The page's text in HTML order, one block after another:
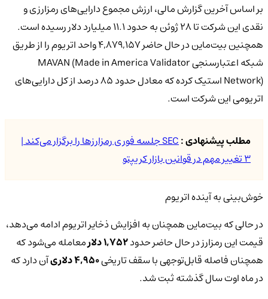
بر اساس آخرین گزارش مالی، ارزش مجموع دارایی‌های رمزارزی و
نقدی این شرکت تا ۲۸ ژوئن به حدود ۱۱.۱ میلیارد دلار رسیده است.
همچنین بیت‌ماین در حال حاضر ۴,۸۷۹,۱۵۷ واحد اتریوم را از طریق
شبکه اعتبارسنجی MAVAN (Made in America Validator
Network) استیک کرده که معادل حدود ۸۵ درصد از کل دارایی‌های
اتریومی این شرکت است.
مطلب پیشنهادی :
SEC جلسه فوری رمزارزها را برگزار می‌کند |
۳ تغییر مهم در قوانین بازار کریپتو
خوش‌بینی به آینده اتریوم
در حالی که بیت‌ماین همچنان به افزایش ذخایر اتریوم ادامه می‌دهد،
قیمت این رمزارز در حال حاضر حدود۱,۷۵۲ دلار
معامله می‌شود که
همچنان فاصله قابل‌توجهی با سقف تاریخی۴,۹۵۰ دلاری
آن دارد که
در ماه اوت سال گذشته ثبت شد.